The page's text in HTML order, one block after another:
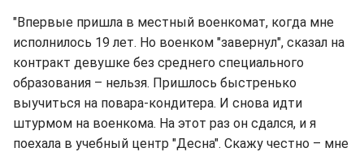
"Впервые пришла в местный военкомат, когда мне
исполнилось 19 лет. Но военком "завернул", сказал на
контракт девушке без среднего специального
образования – нельзя. Пришлось быстренько
выучиться на повара-кондитера. И снова идти
штурмом на военкома. На этот раз он сдался, и я
поехала в учебный центр "Десна". Скажу честно – мне